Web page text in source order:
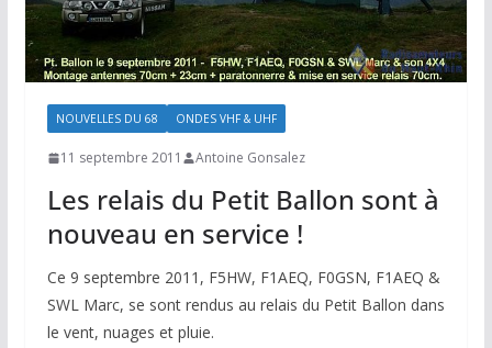
NOUVELLES DU 68 ONDES VHF & UHF
11 septembre 2011 Antoine Gonsalez
Les relais du Petit Ballon sont à
nouveau en service !
Ce 9 septembre 2011, F5HW, F1AEQ, F0GSN, F1AEQ &
SWL Marc, se sont rendus au relais du Petit Ballon dans
le vent, nuages et pluie.